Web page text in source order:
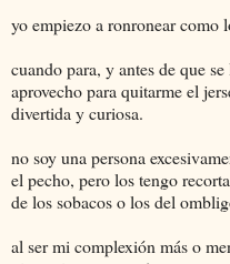
yo empiezo a ronronear como
cuando para, y antes de que
aprovecho para quitarme el
divertida y curiosa.
no soy una persona
el pecho, pero los tengo
de los sobacos o los del
al ser mi complexión más o